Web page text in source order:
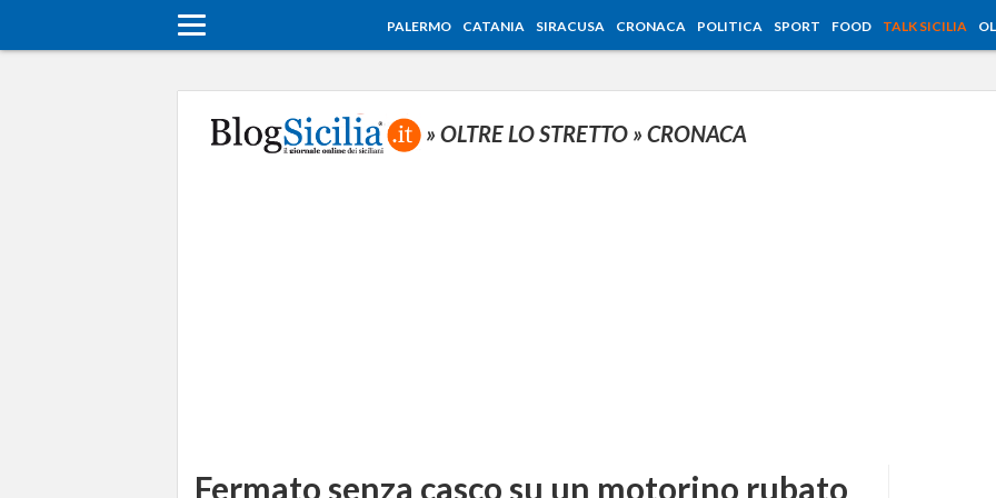
PALERMO CATANIA SIRACUSA CRONACA POLITICA SPORT FOOD TALK SICILIA
» OLTRE LO STRETTO » CRONACA
Fermato senza casco su un motorino rubato